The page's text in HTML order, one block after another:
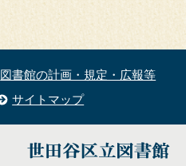
図書館の計画・規定・広報等
サイトマップ